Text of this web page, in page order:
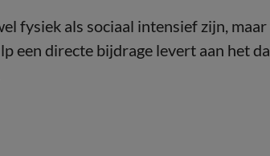
fysiek als sociaal intensief zijn,
een directe bijdrage levert aan het